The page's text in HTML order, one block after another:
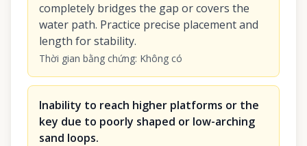
completely bridges the gap or covers the
water path. Practice precise placement and
length for stability.
Thời gian bằng chứng: Không có
Inability to reach higher platforms or the
key due to poorly shaped or low-arching
sand loops.